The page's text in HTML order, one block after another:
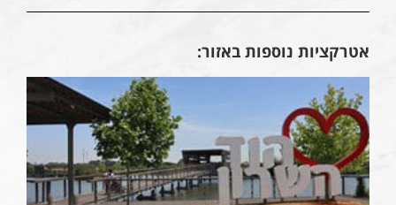
אטרקציות נוספות באזור: